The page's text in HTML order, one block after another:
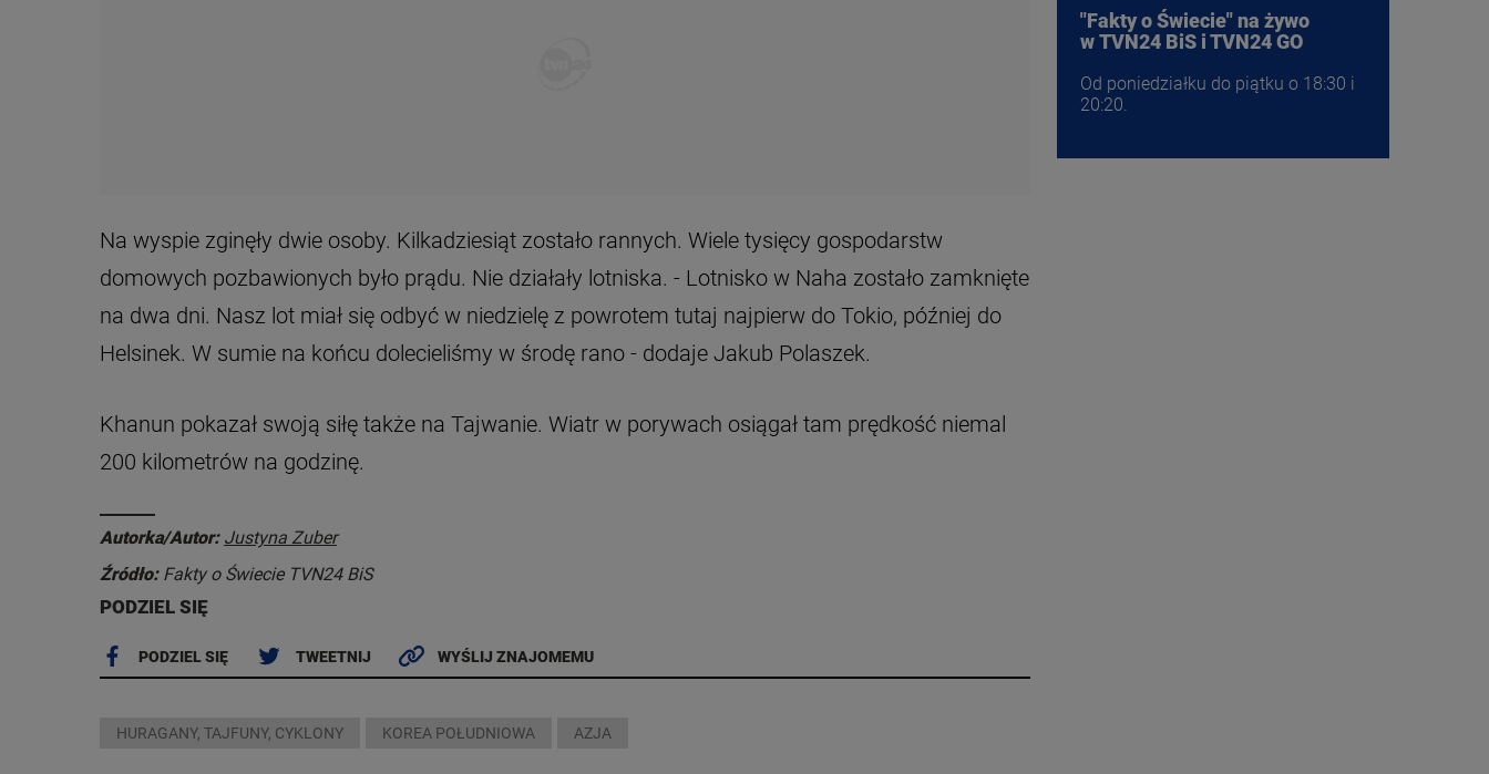
Na wyspie zginęły dwie osoby. Kilkadziesiąt zostało rannych. Wiele tysięcy gospodarstw
domowych pozbawionych było prądu. Nie działały lotniska. - Lotnisko w Naha zostało zamknięte
na dwa dni. Nasz lot miał się odbyć w niedzielę z powrotem tutaj najpierw do Tokio, później do
Helsinek. W sumie na końcu dolecieliśmy w środę rano - dodaje Jakub Polaszek.
Khanun pokazał swoją siłę także na Tajwanie. Wiatr w porywach osiągał tam prędkość niemal
200 kilometrów na godzinę.
Autorka/Autor: Justyna Zuber
Źródło: Fakty o Świecie TVN24 BiS
"Fakty o Świecie" na żywo
w TVN24 BiS i TVN24 GO
Od poniedziałku do piątku o 18:30 i
20:20.
PODZIEL SIĘ
PODZIEL SIĘ TWEETNIJ WYŚLIJ ZNAJOMEMU
HURAGANY, TAJFUNY, CYKLONY KOREA POŁUDNIOWA AZJA